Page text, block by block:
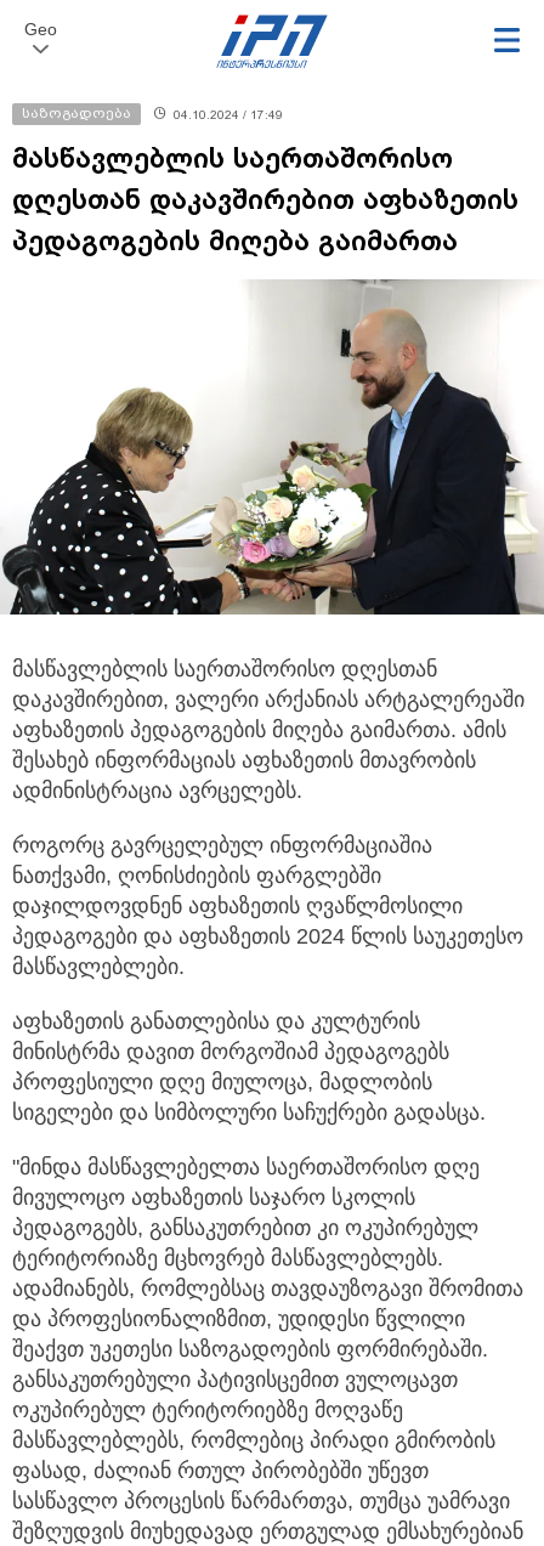
Geo
საზოგადოება 04.10.2024 / 17:49
მასწავლებლის საერთაშორისო
დღესთან დაკავშირებით აფხაზეთის
პედაგოგების მიღება გაიმართა
მასწავლებლის საერთაშორისო დღესთან
დაკავშირებით, ვალერი არქანიას არტგალერეაში
აფხაზეთის პედაგოგების მიღება გაიმართა. ამის
შესახებ ინფორმაციას აფხაზეთის მთავრობის
ადმინისტრაცია ავრცელებს.
როგორც გავრცელებულ ინფორმაციაშია
ნათქვამი, ღონისძიების ფარგლებში
დაჯილდოვდნენ აფხაზეთის ღვაწლმოსილი
პედაგოგები და აფხაზეთის 2024 წლის საუკეთესო
მასწავლებლები.
აფხაზეთის განათლებისა და კულტურის
მინისტრმა დავით მორგოშიამ პედაგოგებს
პროფესიული დღე მიულოცა, მადლობის
სიგელები და სიმბოლური საჩუქრები გადასცა.
"მინდა მასწავლებელთა საერთაშორისო დღე
მივულოცო აფხაზეთის საჯარო სკოლის
პედაგოგებს, განსაკუთრებით კი ოკუპირებულ
ტერიტორიაზე მცხოვრებ მასწავლებლებს.
ადამიანებს, რომლებსაც თავდაუზოგავი შრომითა
და პროფესიონალიზმით, უდიდესი წვლილი
შეაქვთ უკეთესი საზოგადოების ფორმირებაში.
განსაკუთრებული პატივისცემით ვულოცავთ
ოკუპირებულ ტერიტორიებზე მოღვაწე
მასწავლებლებს, რომლებიც პირადი გმირობის
ფასად, ძალიან რთულ პირობებში უწევთ
სასწავლო პროცესის წარმართვა, თუმცა უამრავი
შეზღუდვის მიუხედავად ერთგულად ემსახურებიან